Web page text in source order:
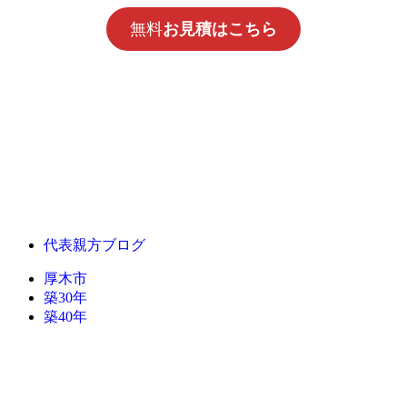
無料お見積はこちら
代表親方ブログ
厚木市
築30年
築40年